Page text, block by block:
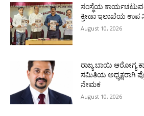
ಸಂಸ್ಥೆಯ
ಕ್ರೀಡಾ ಇಲಾಖೆಯ ಉಪ
August 10, 2026
ರಾಜ್ಯ ಬಾಯಿ ಆರೋಗ್ಯ
ಸಮಿತಿಯ ಅಧ್ಯಕ್ಷರಾಗಿ
ನೇಮಕ
August 10, 2026